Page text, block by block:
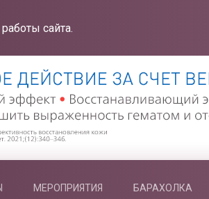
сайта.
МЕРОПРИЯТИЯ БАРАХОЛКА